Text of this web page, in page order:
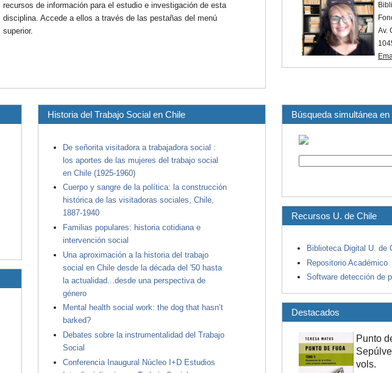
recursos de información para el estudio e investigación de esta
disciplina. Accede a ellos a través de las pestañas del menú
superior.
Av.
Historia del Trabajo Social en Chile
De señorita visitadora a trabajadora social :
los aportes de las mujeres del trabajo social
en Chile (1925-1960)
Cuerpo y sangre de la política: la construcción
histórica de las visitadoras sociales, Chile,
1887-1940
Familias populares: historia cotidiana e
intervención social
Una aproximación a la historia del trabajo
social en Chile desde la década del '50 hasta
la actualidad...desde una perspectiva de
género
Mental health social work: the dog that hasn’t
barked?
Debates sobre la instrumentalidad del Trabajo
Social
Conferencia Inaugural Núcleo I+D Estudios
Búsqueda simultánea
Recursos U. de Chile
Biblioteca Digital U. de
Repositorio Académico
Software detección de
Destacados
Punto
vols.